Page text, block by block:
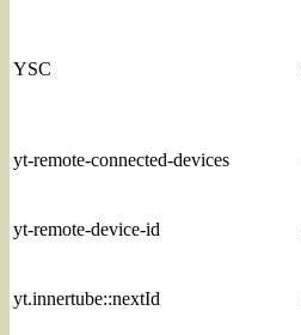
YSC
yt-remote-connected-devices
yt-remote-device-id
yt.innertube::nextId